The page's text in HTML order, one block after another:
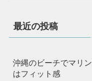
最近の投稿
沖縄のビーチでマリ
はフィット感